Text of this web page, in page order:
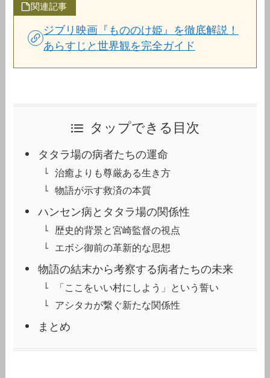
関連記事
ジブリ映画『もののけ姫』を徹底解説！
あらすじと世界観を完全ガイド
タップできる目次
タタラ場の病者たちの運命
治癒よりも尊厳ある生き方
物語が示す救済の本質
ハンセン病とタタラ場の関係性
歴史的背景と宮崎監督の視点
エボシ御前の革新的な思想
物語の結末から考察する病者たちの未来
「ここをいい村にしよう」という誓い
アシタカが繋ぐ新たな関係性
まとめ